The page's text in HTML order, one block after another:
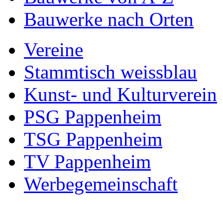
Bauwerke nach Orten
Vereine
Stammtisch weissblau
Kunst- und Kulturverein
PSG Pappenheim
TSG Pappenheim
TV Pappenheim
Werbegemeinschaft